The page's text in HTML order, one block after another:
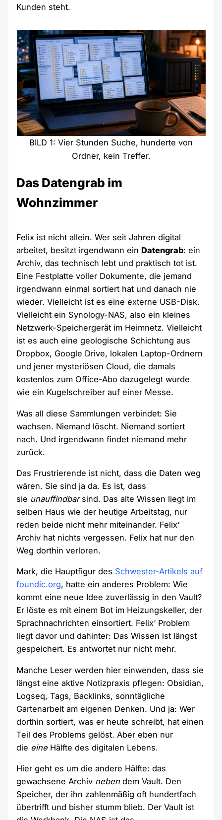
Kunden steht.
BILD 1: Vier Stunden Suche, hunderte von
Ordner, kein Treffer.
Das Datengrab im
Wohnzimmer
Felix ist nicht allein. Wer seit Jahren digital
arbeitet, besitzt irgendwann ein Datengrab: ein
Archiv, das technisch lebt und praktisch tot ist.
Eine Festplatte voller Dokumente, die jemand
irgendwann einmal sortiert hat und danach nie
wieder. Vielleicht ist es eine externe USB-Disk.
Vielleicht ein Synology-NAS, also ein kleines
Netzwerk-Speichergerät im Heimnetz. Vielleicht
ist es auch eine geologische Schichtung aus
Dropbox, Google Drive, lokalen Laptop-Ordnern
und jener mysteriösen Cloud, die damals
kostenlos zum Office-Abo dazugelegt wurde
wie ein Kugelschreiber auf einer Messe.
Was all diese Sammlungen verbindet: Sie
wachsen. Niemand löscht. Niemand sortiert
nach. Und irgendwann findet niemand mehr
zurück.
Das Frustrierende ist nicht, dass die Daten weg
wären. Sie sind ja da. Es ist, dass
sie unauffindbarsind. Das alte Wissen liegt im
selben Haus wie der heutige Arbeitstag, nur
reden beide nicht mehr miteinander. Felix‘
Archiv hat nichts vergessen. Felix hat nur den
Weg dorthin verloren.
Mark, die Hauptfigur des Schwester-Artikels auf
foundic.org, hatte ein anderes Problem: Wie
kommt eine neue Idee zuverlässig in den Vault?
Er löste es mit einem Bot im Heizungskeller, der
Sprachnachrichten einsortiert. Felix‘ Problem
liegt davor und dahinter: Das Wissen ist längst
gespeichert. Es antwortet nur nicht mehr.
Manche Leser werden hier einwenden, dass sie
längst eine aktive Notizpraxis pflegen: Obsidian,
Logseq, Tags, Backlinks, sonntägliche
Gartenarbeit am eigenen Denken. Und ja: Wer
dorthin sortiert, was er heute schreibt, hat einen
Teil des Problems gelöst. Aber eben nur
die eine Hälfte des digitalen Lebens.
Hier geht es um die andere Hälfte: das
gewachsene Archiv neben dem Vault. Den
Speicher, der ihn zahlenmäßig oft hundertfach
übertrifft und bisher stumm blieb. Der Vault ist